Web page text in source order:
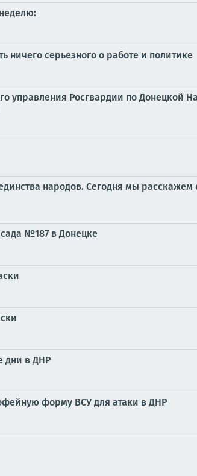
ничего серьезного о работе и политике
управления Росгвардии по Донецкой
народов. Сегодня мы
№187 в Донецке
дни в ДНР
форму ВСУ для атаки в ДНР